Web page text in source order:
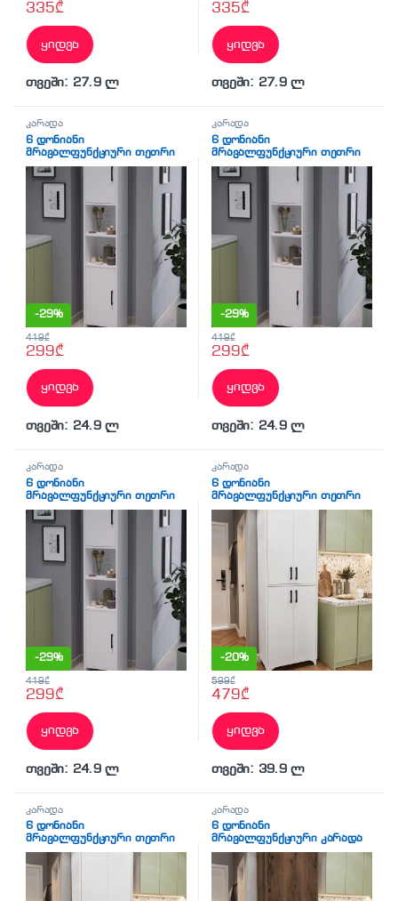
335₾
ყიდვა
თვეში: 27.9 ლ
335₾
ყიდვა
თვეში: 27.9 ლ
კარადა
6 დონიანი
მრავალფუნქციური თეთრი
კარადა 180×35 (BF-784)
-29%
299₾
419₾
ყიდვა
თვეში: 24.9 ლ
კარადა
6 დონიანი
მრავალფუნქციური თეთრი
კარადა 180×35 (BF-784)
-29%
299₾
419₾
ყიდვა
თვეში: 24.9 ლ
კარადა
6 დონიანი
მრავალფუნქციური თეთრი
კარადა 180×35 (BF-784)
-29%
299₾
419₾
ყიდვა
თვეში: 24.9 ლ
კარადა
6 დონიანი
მრავალფუნქციური თეთრი
კარადა 4 კარით (BF-778)
-20%
479₾
599₾
ყიდვა
თვეში: 39.9 ლ
კარადა
6 დონიანი
მრავალფუნქციური თეთრი
კარადა 4 კარით (BF-778)
კარადა
6 დონიანი
მრავალფუნქციური კარადა
4 კარით მუქი ხის ფაქტურით
(BF-779)